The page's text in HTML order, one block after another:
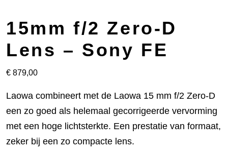
15mm f/2 Zero-D
Lens – Sony FE
€ 879,00
Laowa combineert met de Laowa 15 mm f/2 Zero-D
een zo goed als helemaal gecorrigeerde vervorming
met een hoge lichtsterkte. Een prestatie van formaat,
zeker bij een zo compacte lens.